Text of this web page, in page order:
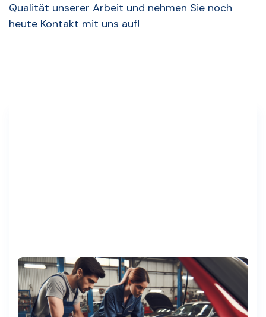
Qualität unserer Arbeit und nehmen Sie noch
heute Kontakt mit uns auf!